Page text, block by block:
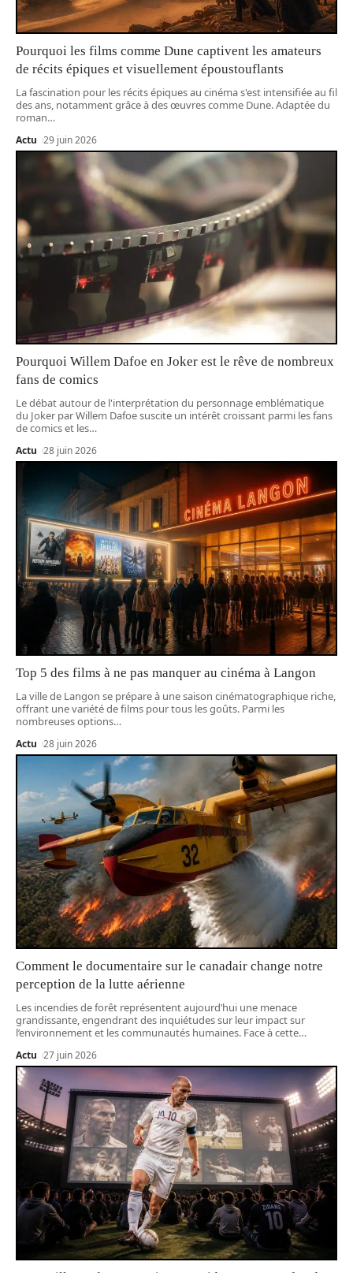
Pourquoi les films comme Dune captivent les amateurs
de récits épiques et visuellement époustouflants
La fascination pour les récits épiques au cinéma s'est intensifiée au fil
des ans, notamment grâce à des œuvres comme Dune. Adaptée du
roman…
Actu 29 juin 2026
Pourquoi Willem Dafoe en Joker est le rêve de nombreux
fans de comics
Le débat autour de l'interprétation du personnage emblématique
du Joker par Willem Dafoe suscite un intérêt croissant parmi les fans
de comics et les…
Actu 28 juin 2026
Top 5 des films à ne pas manquer au cinéma à Langon
La ville de Langon se prépare à une saison cinématographique riche,
offrant une variété de films pour tous les goûts. Parmi les
nombreuses options…
Actu 28 juin 2026
Comment le documentaire sur le canadair change notre
perception de la lutte aérienne
Les incendies de forêt représentent aujourd’hui une menace
grandissante, engendrant des inquiétudes sur leur impact sur
l’environnement et les communautés humaines. Face à cette…
Actu 27 juin 2026